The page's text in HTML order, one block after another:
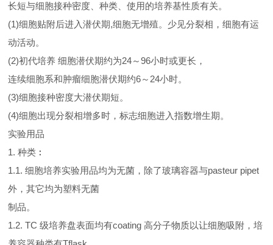
长短与细胞接种密度、种类、使用的培养基性质有关。
(1)细胞贴附后进入潜伏期,细胞无增殖。少见分裂相，细胞有运
动活动。
(2)初代培养 细胞潜伏期约为24～96小时或更长，
连续细胞系和肿瘤细胞潜伏期约6～24小时。
(3)细胞接种密度大潜伏期短。
(4)细胞出现分裂相增多时，标志细胞进入指数增生期。
实验用品
1. 种类︰
1.1. 细胞培养实验用品均为无菌，除了玻璃容器与pasteur pipet
外，其它均为塑料无菌
制品。
1.2. TC 级培养盘表面均有coating 高分子物质以让细胞吸附，培